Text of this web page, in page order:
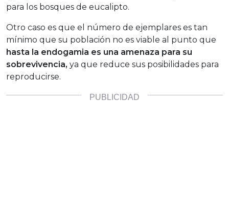
para los bosques de eucalipto.
Otro caso es que el número de ejemplares es tan
mínimo que su población no es viable al punto que
hasta la endogamia es una amenaza para su
sobrevivencia, ya que reduce sus posibilidades para
reproducirse.